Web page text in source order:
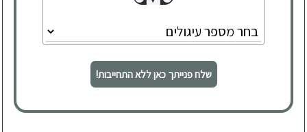
שלח פנייתך כאן ללא התחייבות!